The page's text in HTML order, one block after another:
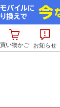
買い物かご お知らせ